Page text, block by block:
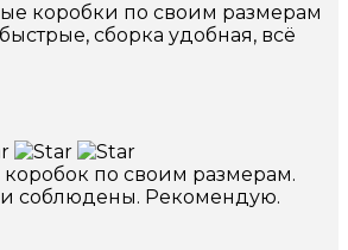
коробки по своим размерам
сборка удобная, всё
коробок по своим размерам.
соблюдены. Рекомендую.